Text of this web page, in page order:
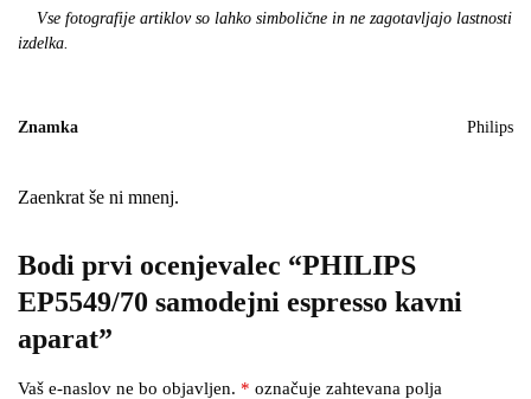
Vse fotografije artiklov so lahko simbolične in ne zagotavljajo lastnosti
izdelka.
Znamka Philips
Zaenkrat še ni mnenj.
Bodi prvi ocenjevalec “PHILIPS
EP5549/70 samodejni espresso kavni
aparat”
Vaš e-naslov ne bo objavljen. * označuje zahtevana polja